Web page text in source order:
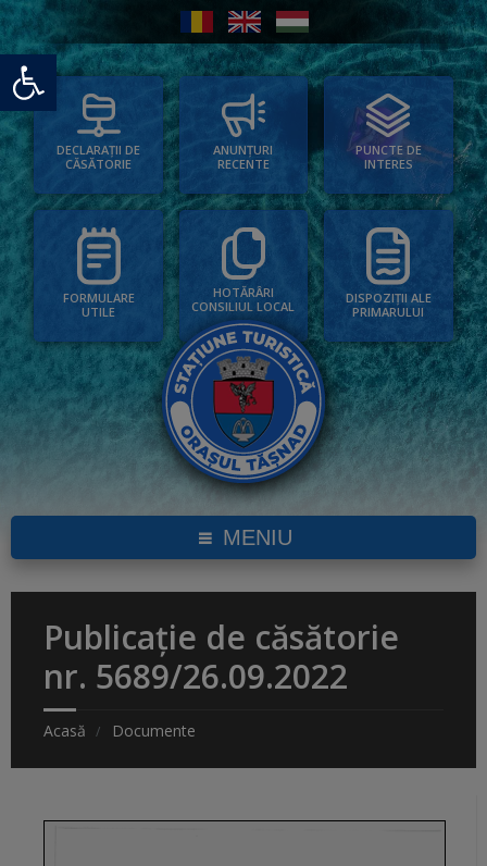
Deschide bara de unelte
DECLARAȚII DE
CĂSĂTORIE
ANUNȚURI
RECENTE
PUNCTE DE
INTERES
FORMULARE
UTILE
HOTĂRÂRI
CONSILIUL LOCAL
DISPOZIȚII ALE
PRIMARULUI
MENIU
Publicație de căsătorie
nr. 5689/26.09.2022
Acasă Documente